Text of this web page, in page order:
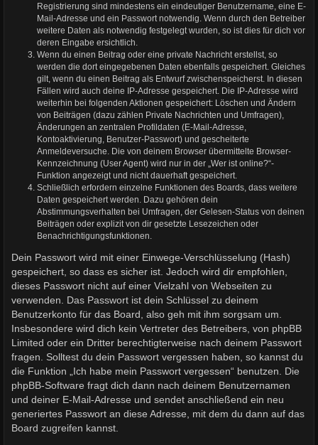
Registrierung sind mindestens ein eindeutiger Benutzername, eine E-
Mail-Adresse und ein Passwort notwendig. Wenn durch den Betreiber
weitere Daten als notwendig festgelegt wurden, so ist dies für dich vor
deren Eingabe ersichtlich.
Wenn du einen Beitrag oder eine private Nachricht erstellst, so
werden die dort eingegebenen Daten ebenfalls gespeichert. Gleiches
gilt, wenn du einen Beitrag als Entwurf zwischenspeicherst. In diesen
Fällen wird auch deine IP-Adresse gespeichert. Die IP-Adresse wird
weiterhin bei folgenden Aktionen gespeichert: Löschen und Ändern
von Beiträgen (dazu zählen Private Nachrichten und Umfragen),
Änderungen an zentralen Profildaten (E-Mail-Adresse,
Kontoaktivierung, Benutzer-Passwort) und gescheiterte
Anmeldeversuche. Die von deinem Browser übermittelte Browser-
Kennzeichnung (User Agent) wird nur in der „Wer ist online?“-
Funktion angezeigt und nicht dauerhaft gespeichert.
Schließlich erfordern einzelne Funktionen des Boards, dass weitere
Daten gespeichert werden. Dazu gehören dein
Abstimmungsverhalten bei Umfragen, der Gelesen-Status von deinen
Beiträgen oder explizit von dir gesetzte Lesezeichen oder
Benachrichtigungsfunktionen.
Dein Passwort wird mit einer Einwege-Verschlüsselung (Hash)
gespeichert, so dass es sicher ist. Jedoch wird dir empfohlen,
dieses Passwort nicht auf einer Vielzahl von Webseiten zu
verwenden. Das Passwort ist dein Schlüssel zu deinem
Benutzerkonto für das Board, also geh mit ihm sorgsam um.
Insbesondere wird dich kein Vertreter des Betreibers, von phpBB
Limited oder ein Dritter berechtigterweise nach deinem Passwort
fragen. Solltest du dein Passwort vergessen haben, so kannst du
die Funktion „Ich habe mein Passwort vergessen“ benutzen. Die
phpBB-Software fragt dich dann nach deinem Benutzernamen
und deiner E-Mail-Adresse und sendet anschließend ein neu
generiertes Passwort an diese Adresse, mit dem du dann auf das
Board zugreifen kannst.